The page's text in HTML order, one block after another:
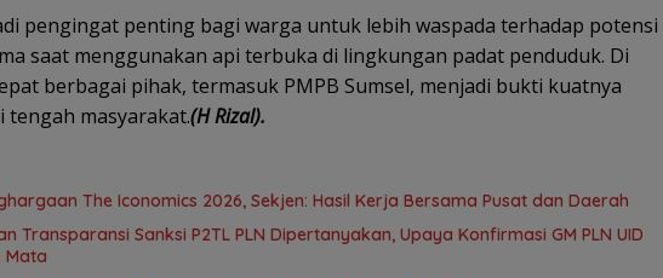
pengingat penting bagi warga untuk lebih waspada terhadap potensi
saat menggunakan api terbuka di lingkungan padat penduduk. Di
berbagai pihak, termasuk PMPB Sumsel, menjadi bukti kuatnya
tengah masyarakat.(H Rizal).
The Iconomics 2026, Sekjen: Hasil Kerja Bersama Pusat dan Daerah
Transparansi Sanksi P2TL PLN Dipertanyakan, Upaya Konfirmasi GM PLN UID
Mata